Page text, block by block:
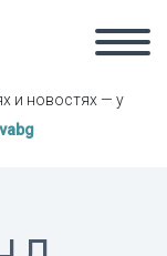
и новостях — у